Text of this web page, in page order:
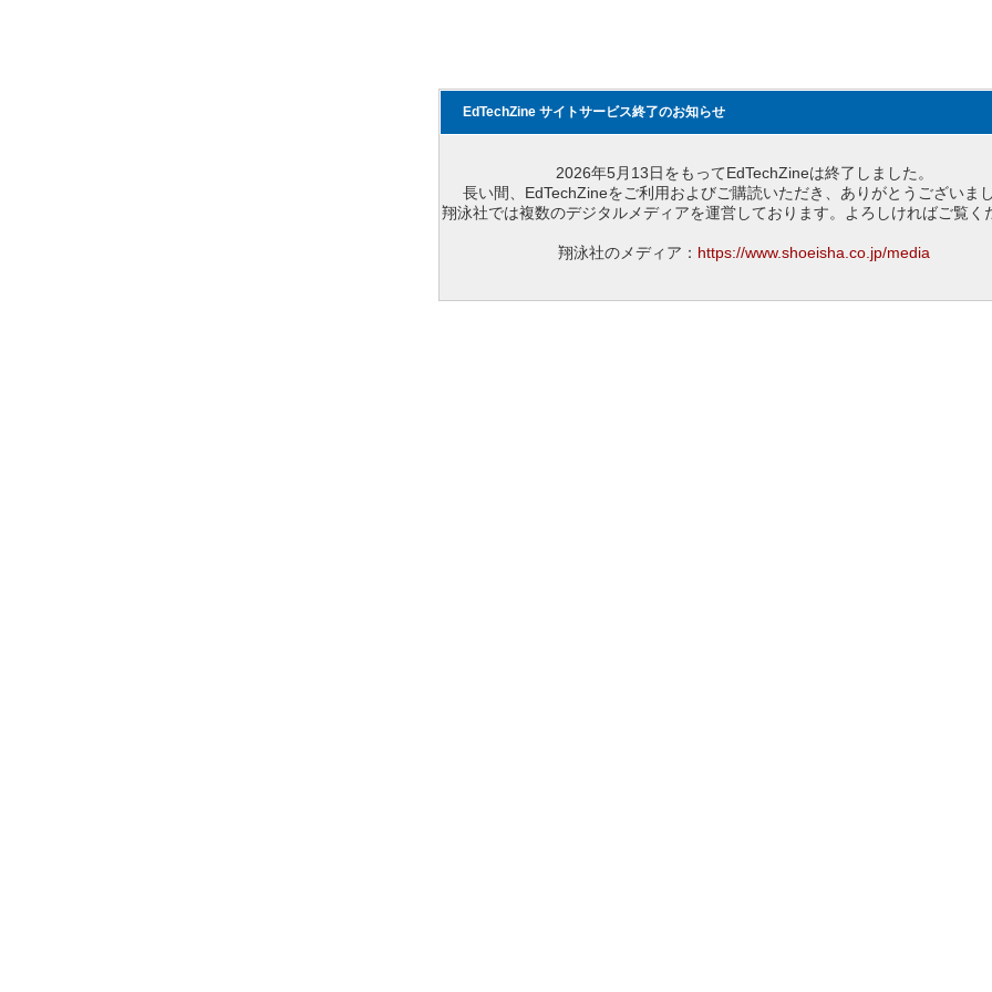
EdTechZine サイトサービス終了のお知らせ
2026年5月13日をもってEdTechZineは終了しました。
長い間、EdTechZineをご利用およびご購読いただき、ありがとうございまし
翔泳社では複数のデジタルメディアを運営しております。よろしければご覧く
翔泳社のメディア： https://www.shoeisha.co.jp/media